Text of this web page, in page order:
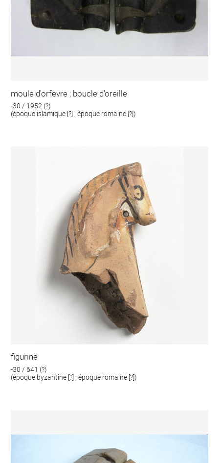
moule d'orfèvre ; boucle d'oreille
-30 / 1952 (?)
(époque islamique [?] ; époque romaine [?])
figurine
-30 / 641 (?)
(époque byzantine [?] ; époque romaine [?])